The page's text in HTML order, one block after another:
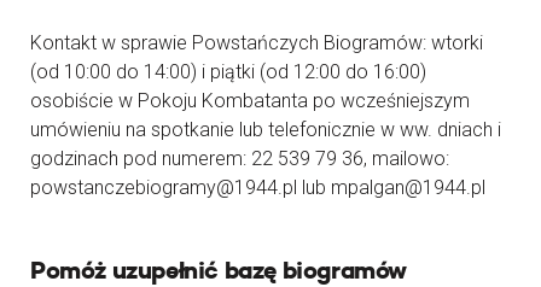
Kontakt w sprawie Powstańczych Biogramów: wtorki
(od 10:00 do 14:00) i piątki (od 12:00 do 16:00)
osobiście w Pokoju Kombatanta po wcześniejszym
umówieniu na spotkanie lub telefonicznie w ww. dniach i
godzinach pod numerem: 22 539 79 36, mailowo:
powstanczebiogramy@1944.pl lub mpalgan@1944.pl
Pomóż uzupełnić bazę biogramów